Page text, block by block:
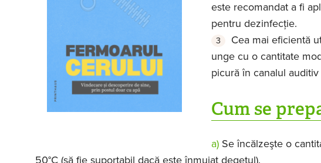
este recomandat a fi
pentru dezinfecţie.
Cea mai eficientă
unge cu o cantitate
picură în canalul
Cum se
a)Se încălzeşte o
50°C (să fie suportabil dacă este înmuiat degetul).